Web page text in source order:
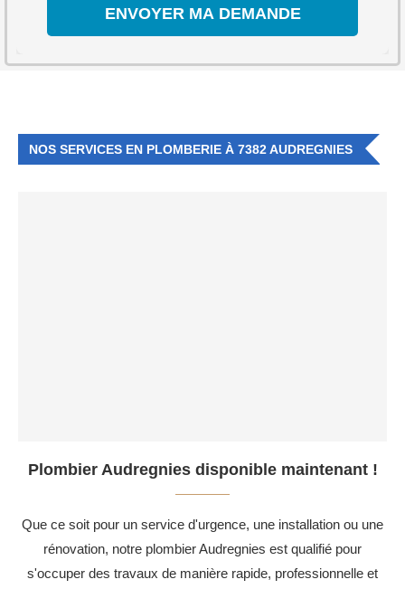
NOS SERVICES EN PLOMBERIE À 7382 AUDREGNIES
Plombier Audregnies disponible maintenant !
Que ce soit pour un service d'urgence, une installation ou une
rénovation, notre plombier Audregnies est qualifié pour
s'occuper des travaux de manière rapide, professionnelle et